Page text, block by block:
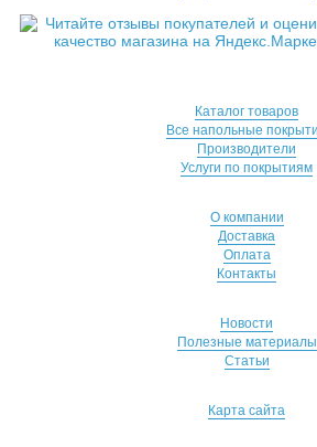
Каталог товаров
Все напольные
Производители
Услуги по покрытиям
О компании
Доставка
Оплата
Контакты
Новости
Полезные материалы
Статьи
Карта сайта